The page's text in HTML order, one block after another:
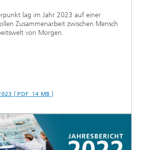
lag im Jahr 2023 auf einer
Zusammenarbeit zwischen Mensch
von Morgen.
[ PDF 14 MB ]